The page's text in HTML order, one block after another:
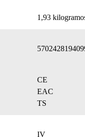
1,93
CE
EAC
TS
IV